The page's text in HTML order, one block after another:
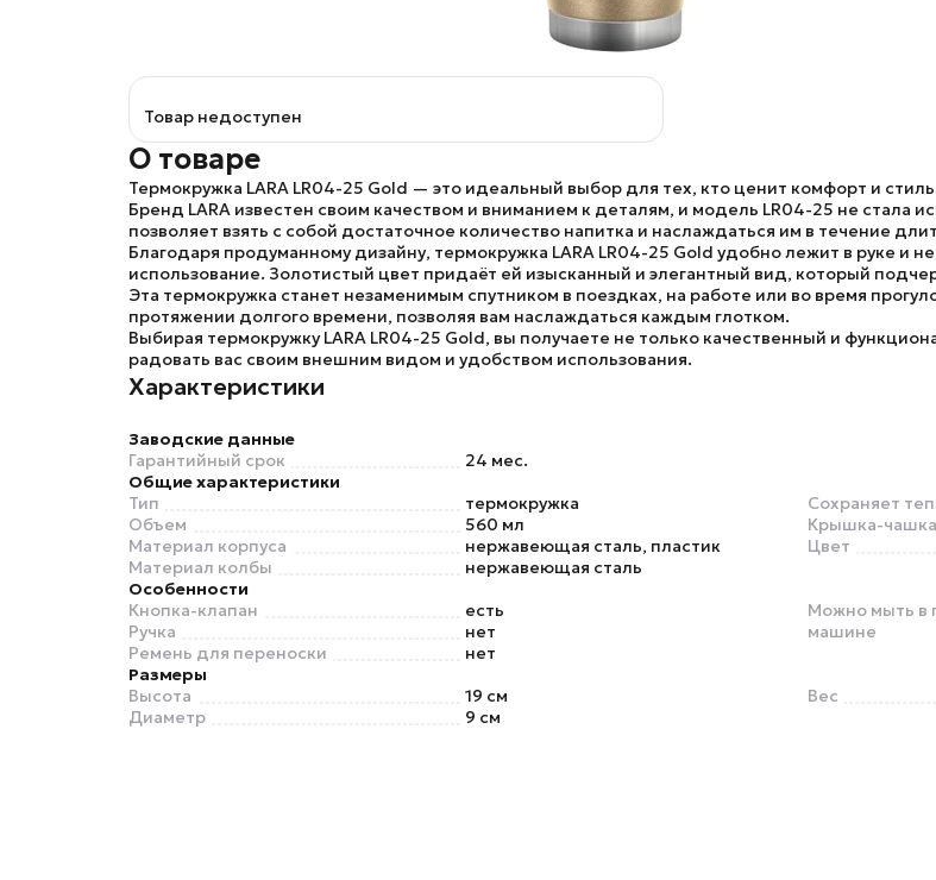
Товар недоступен
О товаре
Термокружка LARA LR04-25 Gold — это идеальный выбор для тех, кто ценит комфорт и
Бренд LARA известен своим качеством и вниманием к деталям, и модель LR04-25 не стала
позволяет взять с собой достаточное количество напитка и наслаждаться им в течение
Благодаря продуманному дизайну, термокружка LARA LR04-25 Gold удобно лежит в руке и
использование. Золотистый цвет придаёт ей изысканный и элегантный вид, который
Эта термокружка станет незаменимым спутником в поездках, на работе или во время
протяжении долгого времени, позволяя вам наслаждаться каждым глотком.
Выбирая термокружку LARA LR04-25 Gold, вы получаете не только качественный и
радовать вас своим внешним видом и удобством использования.
Характеристики
Заводские данные
Гарантийный срок
24 мес.
Общие характеристики
Тип
термокружка
Объем
560 мл
Материал корпуса
нержавеющая сталь, пластик
Материал колбы
нержавеющая сталь
Сохраняет
Крышка-чашка
Цвет
Особенности
Кнопка-клапан
есть
Ручка
нет
Ремень для переноски
нет
Можно мыть в
машине
Размеры
Высота
19 см
Диаметр
9 см
Вес